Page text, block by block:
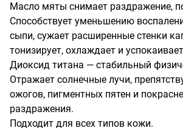
Масло мяты снимает раздражение,
Способствует уменьшению
сыпи, сужает расширенные стенки
тонизирует, охлаждает и
Диоксид титана — стабильный
Отражает солнечные лучи,
ожогов, пигментных пятен и
раздражения.
Подходит для всех типов кожи.